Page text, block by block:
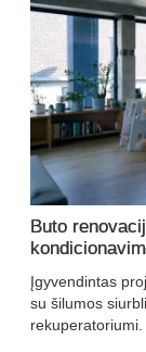
Buto
Įgyvendintas
su šilumos